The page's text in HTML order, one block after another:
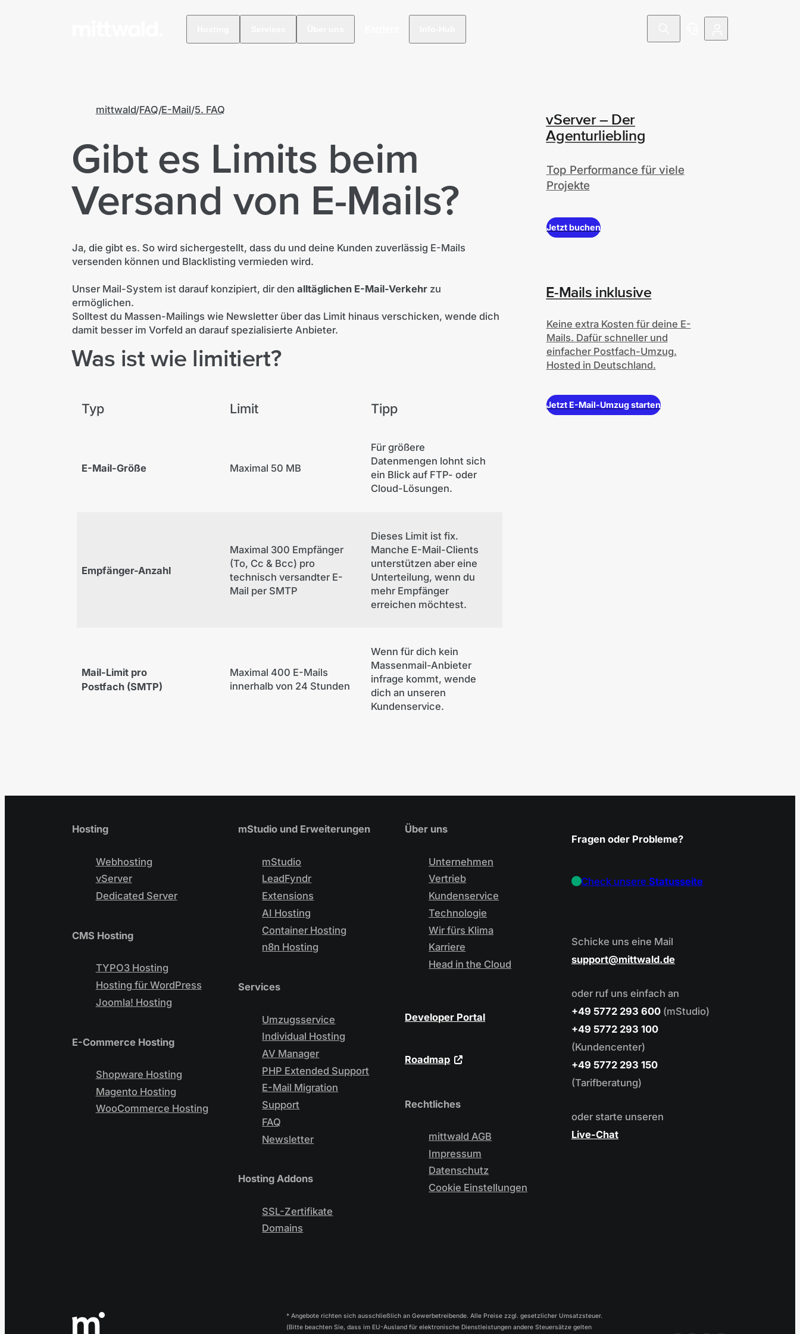
mittwald FAQ E-Mail 5. FAQ
Gibt es Limits beim
Versand von E-Mails?
Ja, die gibt es. So wird sichergestellt, dass du und deine Kunden zuverlässig E-Mails
versenden können und Blacklisting vermieden wird.
Unser Mail-System ist darauf konzipiert, dir den alltäglichen E-Mail-Verkehrzu
ermöglichen.
Solltest du Massen-Mailings wie Newsletter über das Limit hinaus verschicken, wende dich
damit besser im Vorfeld an darauf spezialisierte Anbieter.
Was ist wie limitiert?
Typ
E-Mail-Größe
Empfänger-Anzahl
Mail-Limit pro
Postfach (SMTP)
Limit
Maximal 50 MB
Maximal 300 Empfänger
(To, Cc & Bcc) pro
technisch versandter E-
Mail per SMTP
Maximal 400 E-Mails
innerhalb von 24 Stunden
Tipp
Für größere
Datenmengen lohnt sich
ein Blick auf FTP- oder
Cloud-Lösungen.
Dieses Limit ist fix.
Manche E-Mail-Clients
unterstützen aber eine
Unterteilung, wenn du
mehr Empfänger
erreichen möchtest.
Wenn für dich kein
Massenmail-Anbieter
infrage kommt, wende
dich an unseren
Kundenservice.
vServer – Der
Agenturliebling
Top Performance für viele
Projekte
Jetzt buchen
E-Mails inklusive
Keine extra Kosten für deine E-
Mails. Dafür schneller und
einfacher Postfach-Umzug.
Hosted in Deutschland.
Jetzt E-Mail-Umzug starten
Hosting
Webhosting
vServer
Dedicated Server
CMS Hosting
TYPO3 Hosting
Hosting für WordPress
Joomla! Hosting
E-Commerce Hosting
Shopware Hosting
Magento Hosting
WooCommerce Hosting
mStudio und Erweiterungen
mStudio
LeadFyndr
Extensions
AI Hosting
Container Hosting
n8n Hosting
Services
Umzugsservice
Individual Hosting
AV Manager
PHP Extended Support
E-Mail Migration
Support
FAQ
Newsletter
Hosting Addons
SSL-Zertifikate
Domains
Über uns
Unternehmen
Vertrieb
Kundenservice
Technologie
Wir fürs Klima
Karriere
Head in the Cloud
Developer Portal
Roadmap
Rechtliches
mittwald AGB
Impressum
Datenschutz
Cookie Einstellungen
Fragen oder Probleme?
Check unsere Statusseite
Schicke uns eine Mail
support
mittwald.de
oder ruf uns einfach an
+49 5772 293 600 (mStudio)
+49 5772 293 100
(Kundencenter)
+49 5772 293 150
(Tarifberatung)
oder starte unseren
Live-Chat
* Angebote richten sich ausschließlich an Gewerbetreibende. Alle Preise zzgl. gesetzlicher Umsatzsteuer.
(Bitte beachten Sie, dass im EU-Ausland für elektronische Dienstleistungen andere Steuersätze gelten